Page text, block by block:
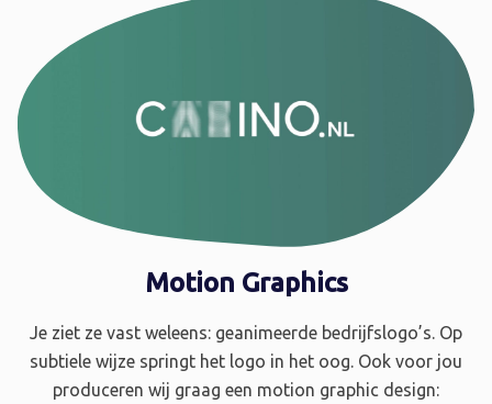
Motion Graphics
Je ziet ze vast weleens: geanimeerde bedrijfslogo’s. Op
subtiele wijze springt het logo in het oog. Ook voor jou
produceren wij graag een motion graphic design: